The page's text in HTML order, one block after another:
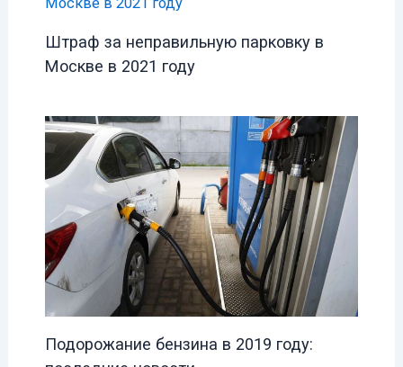
Штраф за неправильную парковку в
Москве в 2021 году
Подорожание бензина в 2019 году: